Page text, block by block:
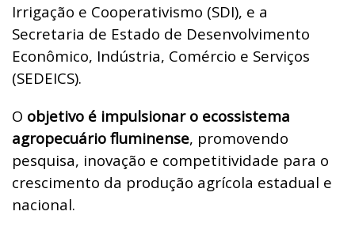
Irrigação e Cooperativismo (SDI), e a
Secretaria de Estado de Desenvolvimento
Econômico, Indústria, Comércio e Serviços
(SEDEICS).
O objetivo é impulsionar o ecossistema
agropecuário fluminense, promovendo
pesquisa, inovação e competitividade para o
crescimento da produção agrícola estadual e
nacional.